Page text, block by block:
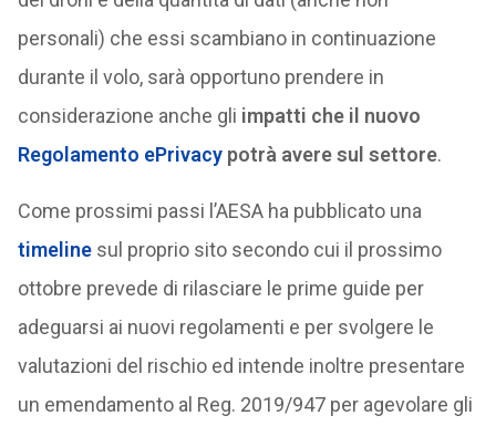
personali) che essi scambiano in continuazione
durante il volo, sarà opportuno prendere in
considerazione anche gli impatti che il nuovo
Regolamento ePrivacypotrà avere sul settore.
Come prossimi passi l’AESA ha pubblicato una
timelinesul proprio sito secondo cui il prossimo
ottobre prevede di rilasciare le prime guide per
adeguarsi ai nuovi regolamenti e per svolgere le
valutazioni del rischio ed intende inoltre presentare
un emendamento al Reg. 2019/947 per agevolare gli